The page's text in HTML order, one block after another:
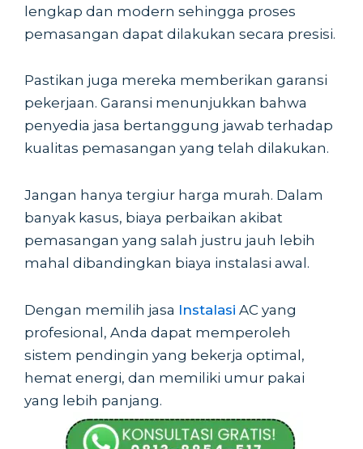
lengkap dan modern sehingga proses
pemasangan dapat dilakukan secara presisi.
Pastikan juga mereka memberikan garansi
pekerjaan. Garansi menunjukkan bahwa
penyedia jasa bertanggung jawab terhadap
kualitas pemasangan yang telah dilakukan.
Jangan hanya tergiur harga murah. Dalam
banyak kasus, biaya perbaikan akibat
pemasangan yang salah justru jauh lebih
mahal dibandingkan biaya instalasi awal.
Dengan memilih jasa Instalasi AC yang
profesional, Anda dapat memperoleh
sistem pendingin yang bekerja optimal,
hemat energi, dan memiliki umur pakai
yang lebih panjang.